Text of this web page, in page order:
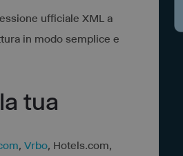
ufficiale XML a
in modo semplice e
tua
,Vrbo, Hotels.com,